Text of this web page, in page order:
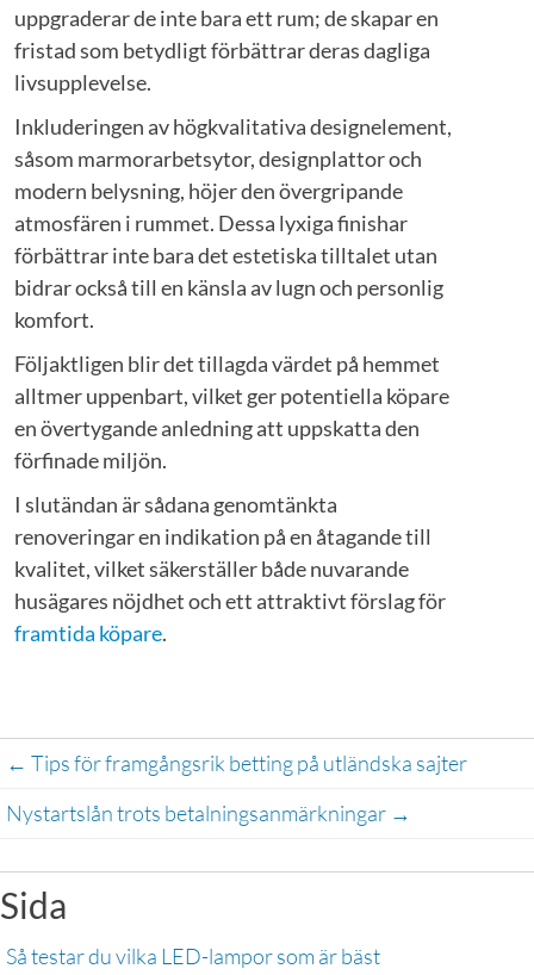
uppgraderar de inte bara ett rum; de skapar en
fristad som betydligt förbättrar deras dagliga
livsupplevelse.
Inkluderingen av högkvalitativa designelement,
såsom marmorarbetsytor, designplattor och
modern belysning, höjer den övergripande
atmosfären i rummet. Dessa lyxiga finishar
förbättrar inte bara det estetiska tilltalet utan
bidrar också till en känsla av lugn och personlig
komfort.
Följaktligen blir det tillagda värdet på hemmet
alltmer uppenbart, vilket ger potentiella köpare
en övertygande anledning att uppskatta den
förfinade miljön.
I slutändan är sådana genomtänkta
renoveringar en indikation på en åtagande till
kvalitet, vilket säkerställer både nuvarande
husägares nöjdhet och ett attraktivt förslag för
framtida köpare.
Post
navigation
← Tips för framgångsrik betting på utländska sajter
Nystartslån trots betalningsanmärkningar →
Sida
Så testar du vilka LED-lampor som är bäst